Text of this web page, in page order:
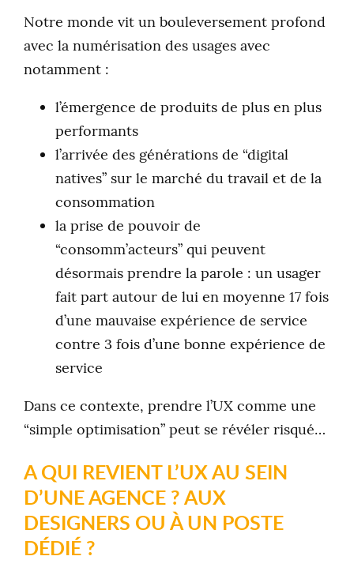
Notre monde vit un bouleversement profond
avec la numérisation des usages avec
notamment :
l’émergence de produits de plus en plus
performants
l’arrivée des générations de “digital
natives” sur le marché du travail et de la
consommation
la prise de pouvoir de
“consomm’acteurs” qui peuvent
désormais prendre la parole : un usager
fait part autour de lui en moyenne 17 fois
d’une mauvaise expérience de service
contre 3 fois d’une bonne expérience de
service
Dans ce contexte, prendre l’UX comme une
“simple optimisation” peut se révéler risqué…
A QUI REVIENT L’UX AU SEIN
D’UNE AGENCE ? AUX
DESIGNERS OU À UN POSTE
DÉDIÉ ?